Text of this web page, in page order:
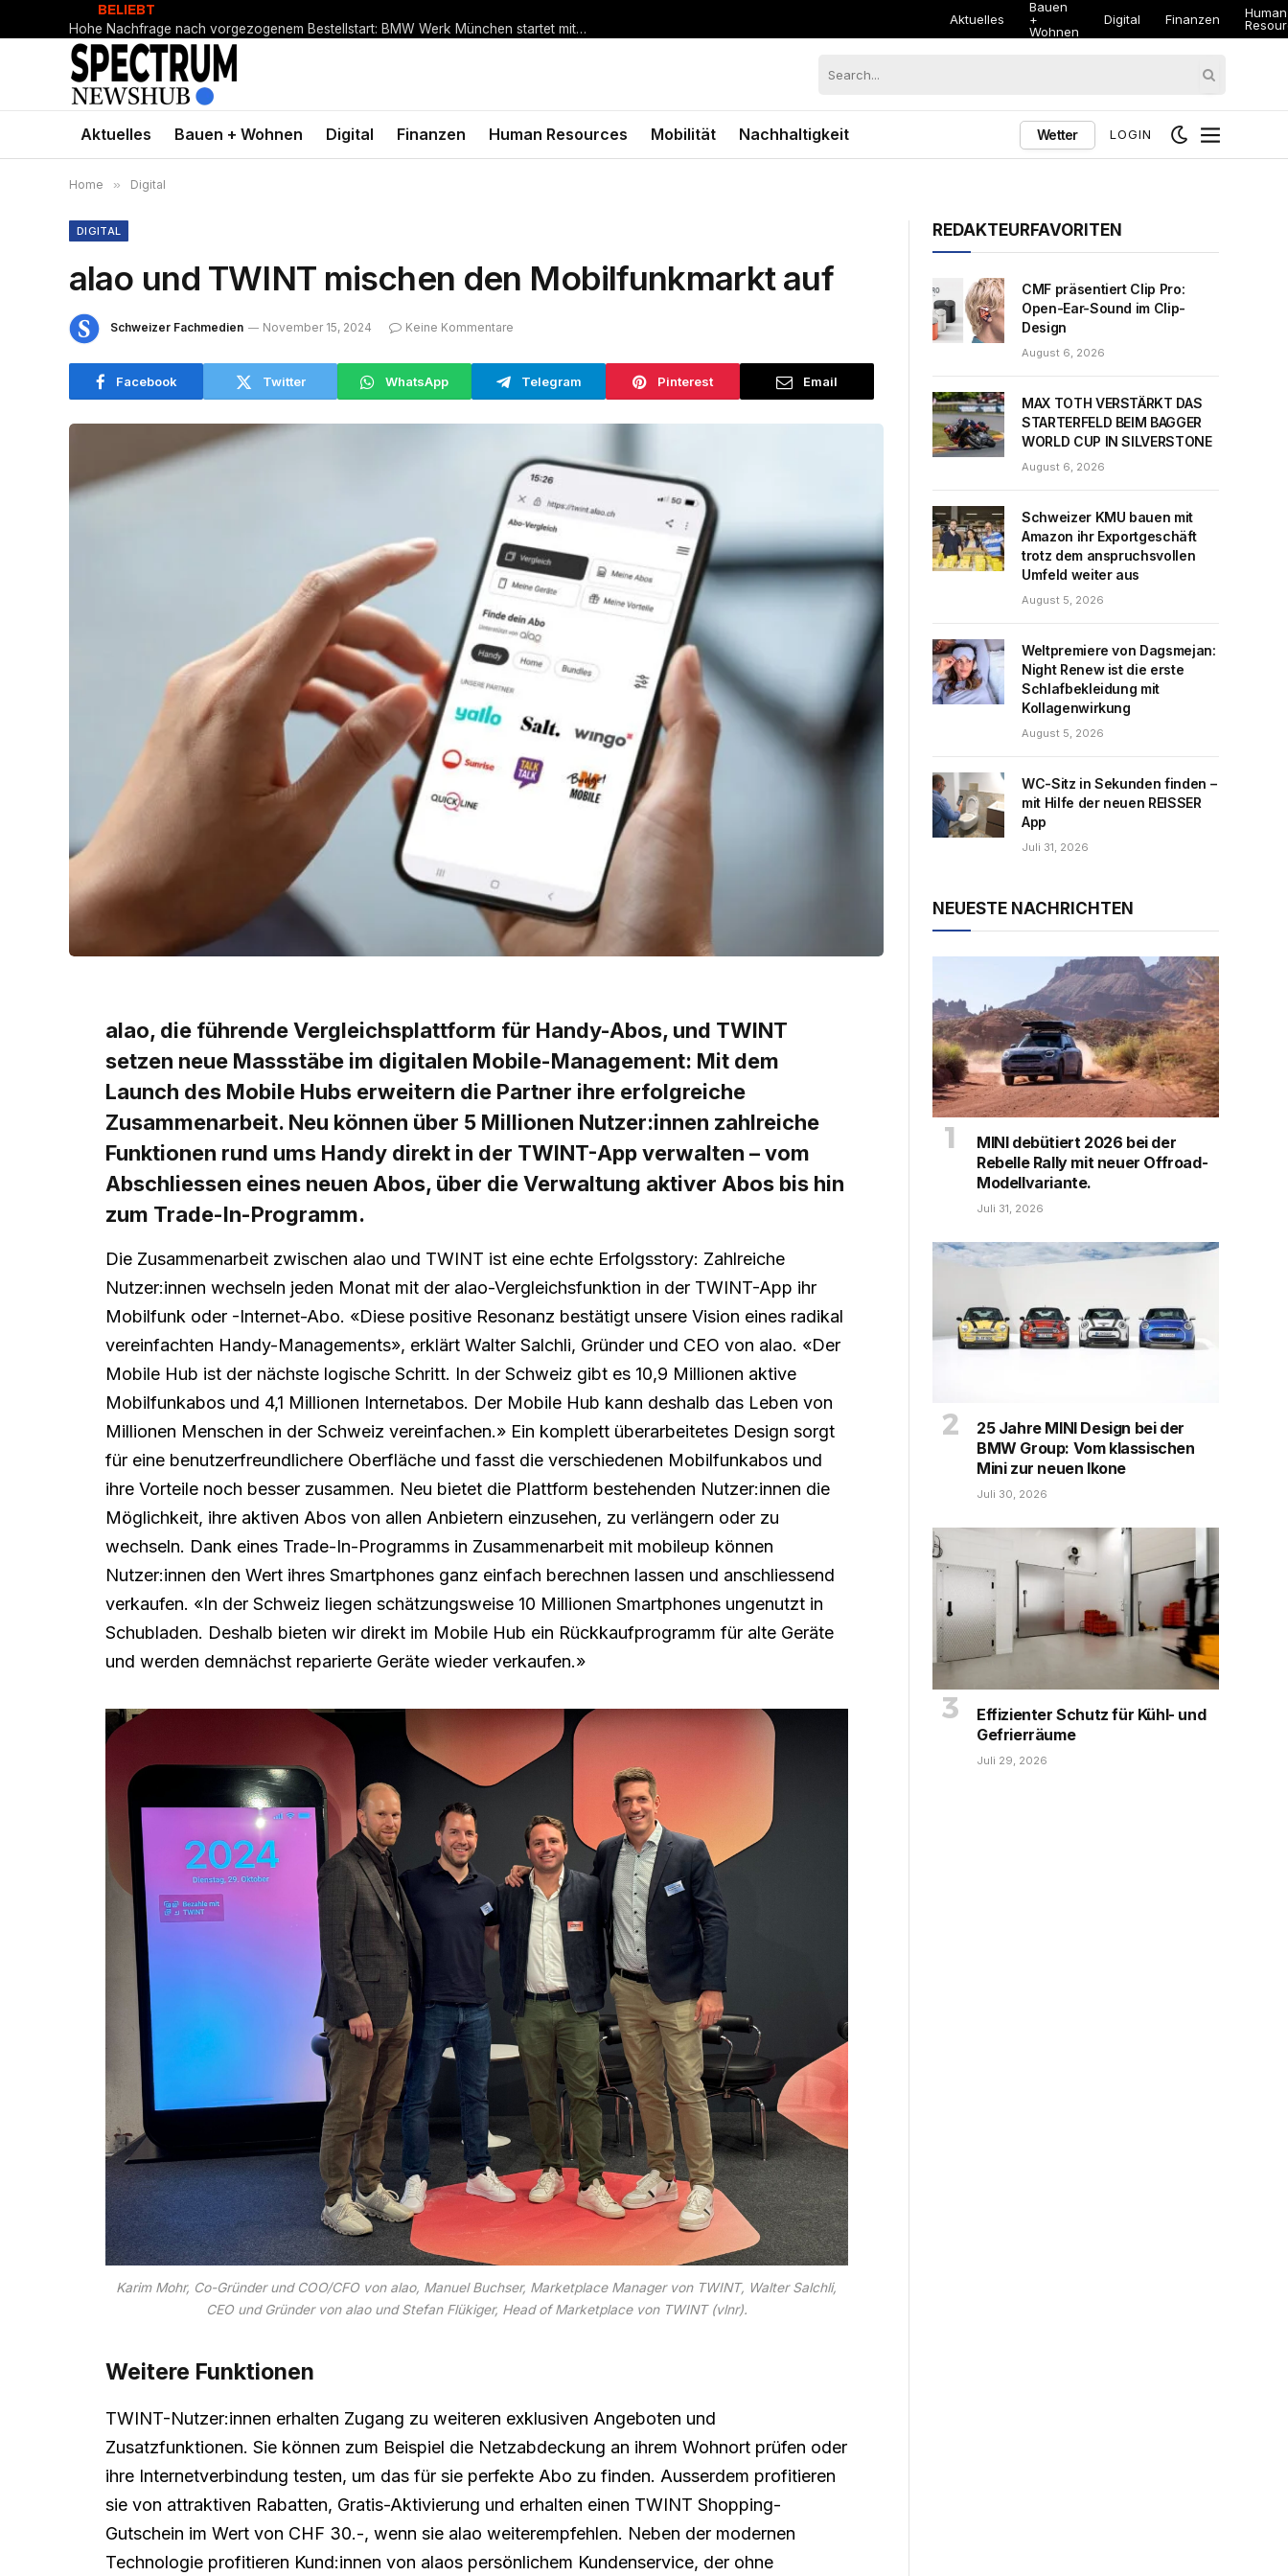
BELIEBT
CMF präsentiert Clip Pro: Open-Ear-Sound im Clip-Design
Human
Resources
Nachhaltigkeit
Aktuelles Bauen + Wohnen Digital Finanzen Human Resources Mobilität Nachhaltigkeit Wetter LOGIN
Home » Digital
DIGITAL
alao und TWINT mischen den Mobilfunkmarkt auf
Schweizer Fachmedien November 15, 2024 Keine Kommentare
Facebook Twitter WhatsApp Telegram Pinterest Email
alao, die führende Vergleichsplattform für Handy-Abos, und TWINT
setzen neue Massstäbe im digitalen Mobile-Management: Mit dem
Launch des Mobile Hubs erweitern die Partner ihre erfolgreiche
Zusammenarbeit. Neu können über 5 Millionen Nutzer:innen zahlreiche
Funktionen rund ums Handy direkt in der TWINT-App verwalten – vom
Abschliessen eines neuen Abos, über die Verwaltung aktiver Abos bis hin
zum Trade-In-Programm.
Die Zusammenarbeit zwischen alao und TWINT ist eine echte Erfolgsstory: Zahlreiche
Nutzer:innen wechseln jeden Monat mit der alao-Vergleichsfunktion in der TWINT-App ihr
Mobilfunk oder -Internet-Abo. «Diese positive Resonanz bestätigt unsere Vision eines radikal
vereinfachten Handy-Managements», erklärt Walter Salchli, Gründer und CEO von alao. «Der
Mobile Hub ist der nächste logische Schritt. In der Schweiz gibt es 10,9 Millionen aktive
Mobilfunkabos und 4,1 Millionen Internetabos. Der Mobile Hub kann deshalb das Leben von
Millionen Menschen in der Schweiz vereinfachen.» Ein komplett überarbeitetes Design sorgt
für eine benutzerfreundlichere Oberfläche und fasst die verschiedenen Mobilfunkabos und
ihre Vorteile noch besser zusammen. Neu bietet die Plattform bestehenden Nutzer:innen die
Möglichkeit, ihre aktiven Abos von allen Anbietern einzusehen, zu verlängern oder zu
wechseln. Dank eines Trade-In-Programms in Zusammenarbeit mit mobileup können
Nutzer:innen den Wert ihres Smartphones ganz einfach berechnen lassen und anschliessend
verkaufen. «In der Schweiz liegen schätzungsweise 10 Millionen Smartphones ungenutzt in
Schubladen. Deshalb bieten wir direkt im Mobile Hub ein Rückkaufprogramm für alte Geräte
und werden demnächst reparierte Geräte wieder verkaufen.»
Karim Mohr, Co-Gründer und COO/CFO von alao, Manuel Buchser, Marketplace Manager von TWINT, Walter Salchli,
CEO und Gründer von alao und Stefan Flükiger, Head of Marketplace von TWINT (vlnr).
Weitere Funktionen
TWINT-Nutzer:innen erhalten Zugang zu weiteren exklusiven Angeboten und
Zusatzfunktionen. Sie können zum Beispiel die Netzabdeckung an ihrem Wohnort prüfen oder
ihre Internetverbindung testen, um das für sie perfekte Abo zu finden. Ausserdem profitieren
sie von attraktiven Rabatten, Gratis-Aktivierung und erhalten einen TWINT Shopping-
Gutschein im Wert von CHF 30.-, wenn sie alao weiterempfehlen. Neben der modernen
Technologie profitieren Kund:innen von alaos persönlichem Kundenservice, der ohne
REDAKTEURFAVORITEN
CMF präsentiert Clip Pro:
Open-Ear-Sound im Clip-
Design
August 6, 2026
MAX TOTH VERSTÄRKT DAS
STARTERFELD BEIM BAGGER
WORLD CUP IN SILVERSTONE
August 6, 2026
Schweizer KMU bauen mit
Amazon ihr Exportgeschäft
trotz dem anspruchsvollen
Umfeld weiter aus
August 5, 2026
Weltpremiere von Dagsmejan:
Night Renew ist die erste
Schlafbekleidung mit
Kollagenwirkung
August 5, 2026
WC-Sitz in Sekunden finden –
mit Hilfe der neuen REISSER
App
Juli 31, 2026
NEUESTE NACHRICHTEN
MINI debütiert 2026 bei der
Rebelle Rally mit neuer Offroad-
Modellvariante.
Juli 31, 2026
25 Jahre MINI Design bei der
BMW Group: Vom klassischen
Mini zur neuen Ikone
Juli 30, 2026
Effizienter Schutz für Kühl- und
Gefrierräume
Juli 29, 2026